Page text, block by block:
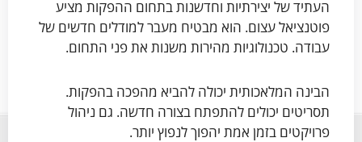
העתיד של יצירתיות וחדשנות בתחום ההפקות מציע
פוטנציאל עצום. הוא מבטיח מעבר למודלים חדשים של
עבודה. טכנולוגיות מהירות משנות את פני התחום.
הבינה המלאכותית יכולה להביא מהפכה בהפקות.
תסריטים יכולים להתפתח בצורה חדשה. גם ניהול
פרויקטים בזמן אמת יהפוך לנפוץ יותר.